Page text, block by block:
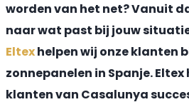
worden van het net? Vanuit
naar wat past bij jouw
Eltexhelpen wij onze klanten
zonnepanelen in Spanje.
klanten van Casalunya